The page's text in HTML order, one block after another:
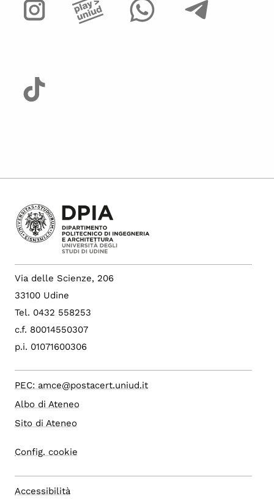
Via delle Scienze, 206
33100 Udine
Tel. 0432 558253
c.f. 80014550307
p.i. 01071600306
PEC: amce@postacert.uniud.it
Albo di Ateneo
Sito di Ateneo
Config. cookie
Accessibilità